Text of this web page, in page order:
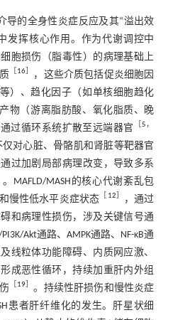
导的全身性炎症反应及其“溢出效
发挥核心作用。作为代谢调控中
胞损伤（脂毒性）的病理基础上
［16］
，这些介质包括促炎细胞因
等）、趋化因子（如单核细胞趋化
物（游离脂肪酸、氧化脂质、晚
过循环系统扩散至远端器官
［5，
对心脏、骨骼肌和肾脏等靶器官
过加剧局部病理改变，导致多系
。MAFLD/MASH的核心代谢紊乱包
慢性低水平炎症状态 ［ 12］
，通过
和病理性损伤，涉及关键信号通
Akt通路、AMPK通路、NF-κB通
线粒体功能障碍、内质网应激、
成恶性循环，持续加重肝内外组
［19］ 。持续性肝损伤和慢性炎症
患者肝纤维化的发生。肝星状细